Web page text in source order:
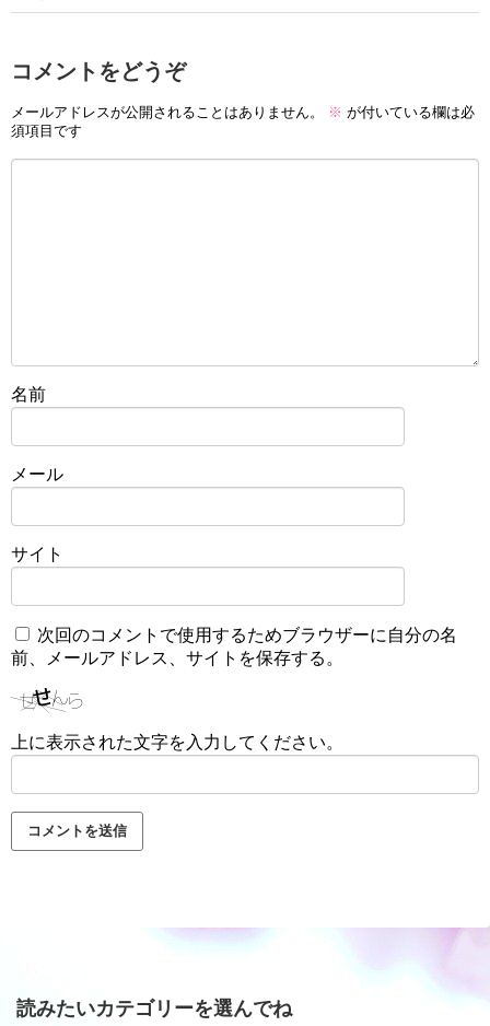
コメントをどうぞ
メールアドレスが公開されることはありません。 ※ が付いている欄は必
須項目です
名前
メール
サイト
次回のコメントで使用するためブラウザーに自分の名
前、メールアドレス、サイトを保存する。
上に表示された文字を入力してください。
読みたいカテゴリーを選んでね